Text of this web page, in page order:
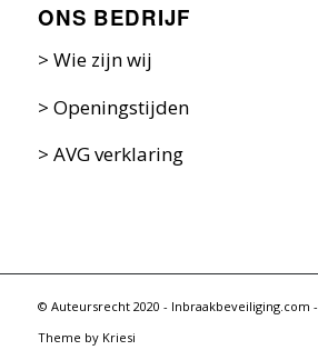
ONS BEDRIJF
> Wie zijn wij
> Openingstijden
> AVG verklaring
© Auteursrecht 2020 - Inbraakbeveiliging.com -
Theme by Kriesi